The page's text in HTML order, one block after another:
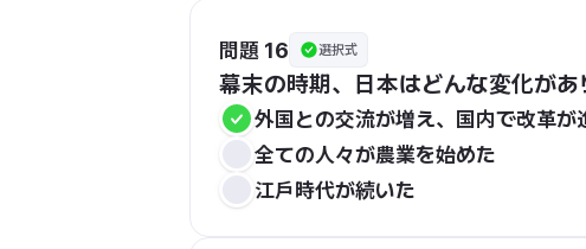
問題 16 選択式
幕末の時期、日本はどんな変化があ
外国との交流が増え、国内で改革が
全ての人々が農業を始めた
江戸時代が続いた